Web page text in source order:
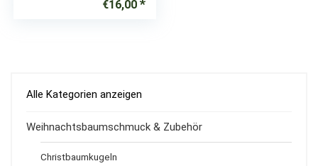
€16,00
Alle Kategorien anzeigen
Weihnachtsbaumschmuck & Zubehör
Christbaumkugeln